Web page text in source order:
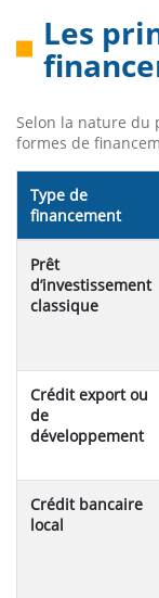
Les
Selon la nature du
formes de
Type de
financement
Prêt
d’investissement
classique
Crédit export ou
de
développement
Crédit bancaire
local